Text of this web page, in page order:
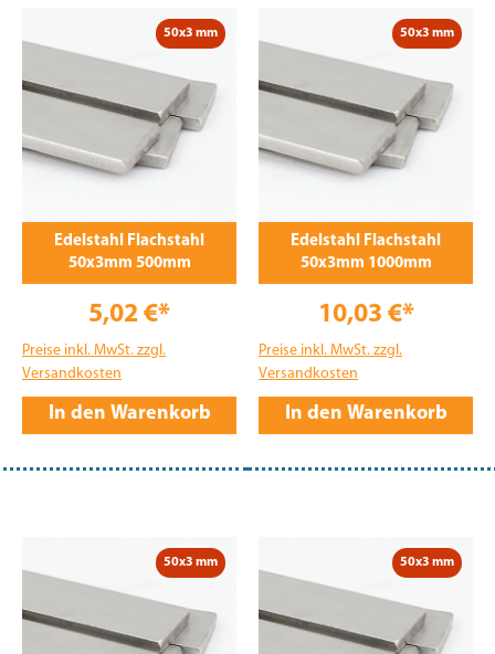
50x3 mm
Edelstahl Flachstahl
50x3mm 500mm
5,02 €*
Preise inkl. MwSt. zzgl.
Versandkosten
In den Warenkorb
50x3 mm
Edelstahl Flachstahl
50x3mm 1000mm
10,03 €*
Preise inkl. MwSt. zzgl.
Versandkosten
In den Warenkorb
50x3 mm 50x3 mm